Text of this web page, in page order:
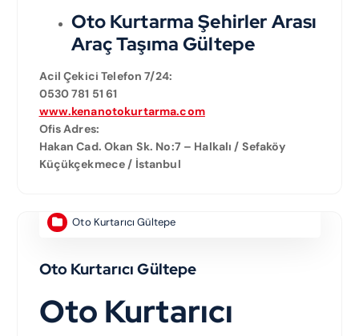
Oto Kurtarma Şehirler Arası
Araç Taşıma Gültepe
Acil Çekici Telefon 7/24:
0530 781 51 61
www.kenanotokurtarma.com
Ofis Adres:
Hakan Cad. Okan Sk. No:7 – Halkalı / Sefaköy
Küçükçekmece / İstanbul
Oto Kurtarıcı Gültepe
Oto Kurtarıcı Gültepe
Oto Kurtarıcı